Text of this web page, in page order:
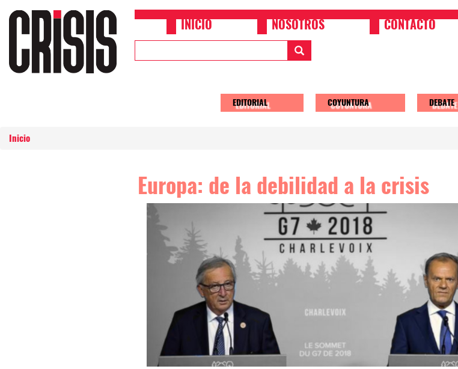
Pasar al contenido principal
Upper
Header
INICIO NOSOTROS CONTACTO
Main
EDITORIAL COYUNTURA DEBATE
Inicio
Europa: de la debilidad a la crisis